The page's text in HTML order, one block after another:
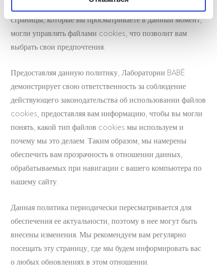
страницы, которые вы просматриваете в данный момент,
могли управлять файлами cookies, что позволит вам
выбрать свои предпочтения.
Предоставляя данную политику, Лаборатории BABÉ
демонстрирует свою ответственность за соблюдение
действующего законодательства об использовании файлов
cookies, предоставляя вам информацию, чтобы вы могли
понять, какой тип файлов cookies мы используем и
почему мы это делаем. Таким образом, мы намерены
обеспечить вам прозрачность в отношении данных,
обрабатываемых при навигации с вашего компьютера по
нашему сайту.
Данная политика периодически пересматривается для
обеспечения ее актуальности, поэтому в нее могут быть
внесены изменения. Мы рекомендуем вам регулярно
посещать эту страницу, где мы будем информировать вас
о любых обновлениях в этом отношении.